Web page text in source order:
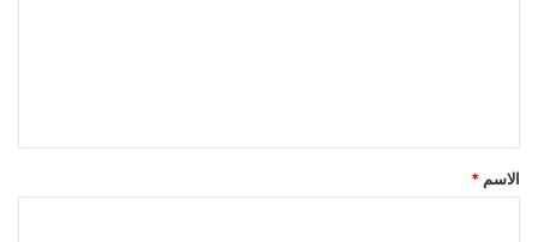
*
الاسم *